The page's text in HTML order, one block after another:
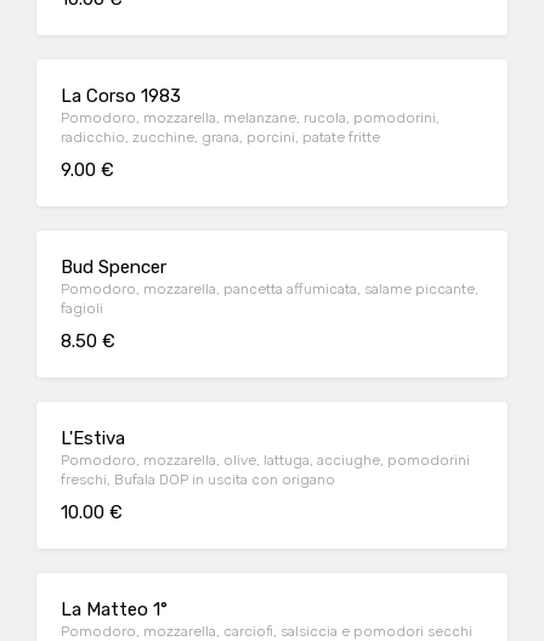
La Corso 1983
Pomodoro, mozzarella, melanzane, rucola, pomodorini,
radicchio, zucchine, grana, porcini, patate fritte
9.00 €
Bud Spencer
Pomodoro, mozzarella, pancetta affumicata, salame piccante,
fagioli
8.50 €
L'Estiva
Pomodoro, mozzarella, olive, lattuga, acciughe, pomodorini
freschi, Bufala DOP in uscita con origano
10.00 €
La Matteo 1°
Pomodoro, mozzarella, carciofi, salsiccia e pomodori secchi